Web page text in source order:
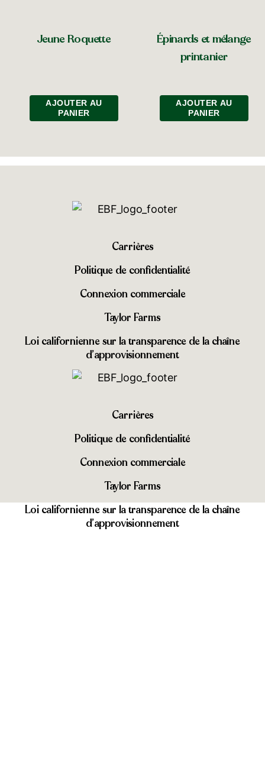
Jeune Roquette
AJOUTER AU
PANIER
Épinards et mélange
printanier
AJOUTER AU
PANIER
Carrières
Politique de confidentialité
Connexion commerciale
Taylor Farms
Loi californienne sur la transparence de la chaîne
d’approvisionnement
Carrières
Politique de confidentialité
Connexion commerciale
Taylor Farms
Loi californienne sur la transparence de la chaîne
d’approvisionnement